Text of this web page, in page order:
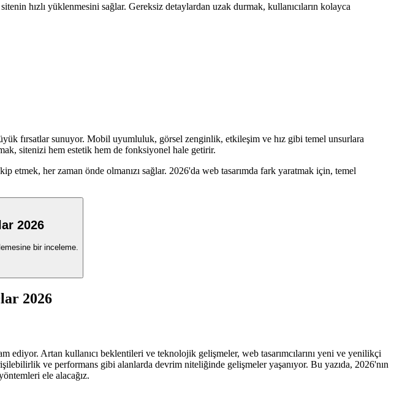
hızlı yüklenmesini sağlar. Gereksiz detaylardan uzak durmak, kullanıcıların kolayca
fırsatlar sunuyor. Mobil uyumluluk, görsel zenginlik, etkileşim ve hız gibi temel unsurlara
sitenizi hem estetik hem de fonksiyonel hale getirir.
her zaman önde olmanızı sağlar. 2026'da web tasarımda fark yaratmak için, temel
2026
bir inceleme.
2026
Artan kullanıcı beklentileri ve teknolojik gelişmeler, web tasarımcılarını yeni ve yenilikçi
ve performans gibi alanlarda devrim niteliğinde gelişmeler yaşanıyor. Bu yazıda, 2026'nın
ele alacağız.